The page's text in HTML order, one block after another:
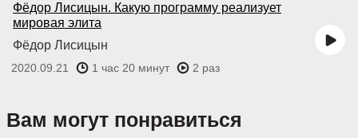
Фёдор Лисицын. Какую программу реализует
мировая элита
Фёдор Лисицын
2020.09.21 1 час 20 минут 2 раз
Вам могут понравиться